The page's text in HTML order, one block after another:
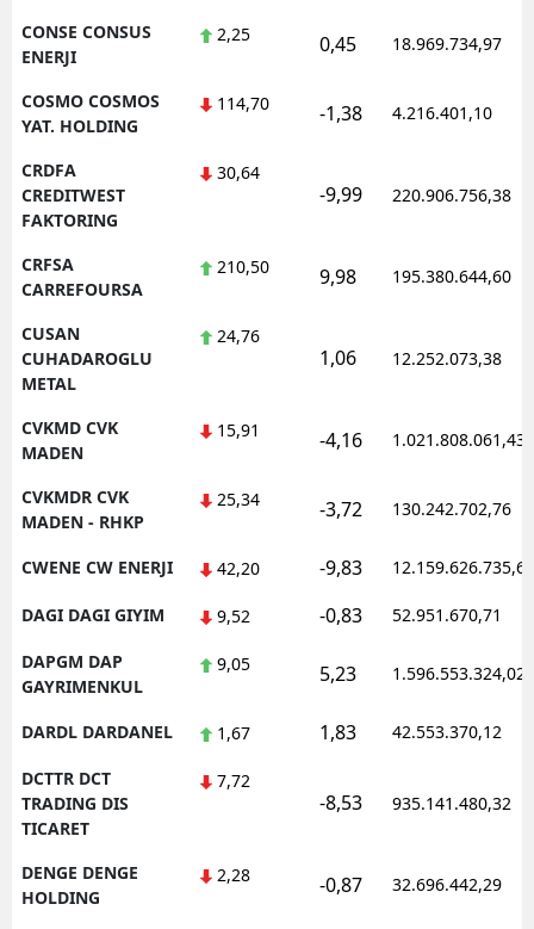
CONSE CONSUS
ENERJI
2,25 0,45 18.969.734,97
COSMO COSMOS
YAT. HOLDING
114,70 -1,38 4.216.401,10
CRDFA
CREDITWEST
FAKTORING
30,64
-9,99 220.906.756,38
CRFSA
CARREFOURSA
210,50 9,98 195.380.644,60
CUSAN
CUHADAROGLU
METAL
24,76
1,06 12.252.073,38
CVKMD CVK
MADEN
15,91 -4,16 1.021.808.061,43
CVKMDR CVK
MADEN - RHKP
25,34 -3,72 130.242.702,76
CWENE CW ENERJI 42,20 -9,83 12.159.626.735,62
DAGI DAGI GIYIM 9,52 -0,83 52.951.670,71
DAPGM DAP
GAYRIMENKUL
9,05 5,23 1.596.553.324,02
DARDL DARDANEL 1,67 1,83 42.553.370,12
DCTTR DCT
TRADING DIS
TICARET
7,72
-8,53 935.141.480,32
DENGE DENGE
HOLDING
2,28 -0,87 32.696.442,29